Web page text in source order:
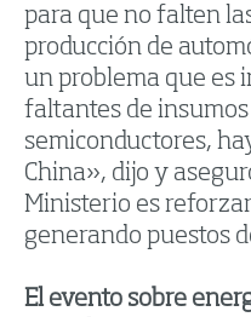
para que no falten
producción de
un problema que es
faltantes de
semiconductores,
China», dijo y
Ministerio es
generando puestos
El evento sobre